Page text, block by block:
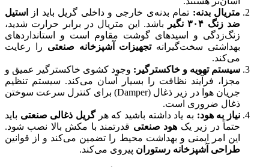
متریال بدنه: تمام بدنه‌ی خارجی و داخلی گریل باید از
استیل
ضد زنگ ۳۰۴نگیر
باشد. این متریال در برابر حرارت شدید،
زنگ‌زدگی و اسیدهای گوشت مقاوم است و استانداردهای
بهداشتی سخت‌گیرانهتجهیزات آشپزخانه صنعتی را رعایت
می‌کند.
سیستم تهویه و خاکسترگیر: وجود کشوی خاکسترگیر عمیق و
مجزا، فرآیند نظافت را بسیار آسان می‌کند. سیستم تنظیم
جریان هوا در زیر ذغال (Damper) برای کنترل سرعت سوختن
ذغال ضروری است.
نیاز به هود: به یاد داشته باشید که هرگریل ذغالی صنعتی باید
حتماً در زیر یک هود صنعتی قدرتمند با مکش بالا نصب شود.
این امر ایمنی و بهداشت محیط را تضمین می‌کند و از قوانین
طراحی آشپزخانه رستوران پیروی می‌کند.